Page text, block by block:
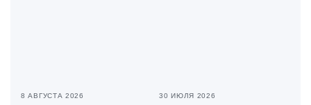
8 АВГУСТА 2026 30 ИЮЛЯ 2026